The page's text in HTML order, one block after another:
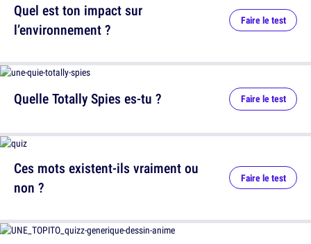
Quel est ton impact sur
l’environnement ?
Faire le test
Quelle Totally Spies es-tu ? Faire le test
Ces mots existent-ils vraiment ou
non ?
Faire le test